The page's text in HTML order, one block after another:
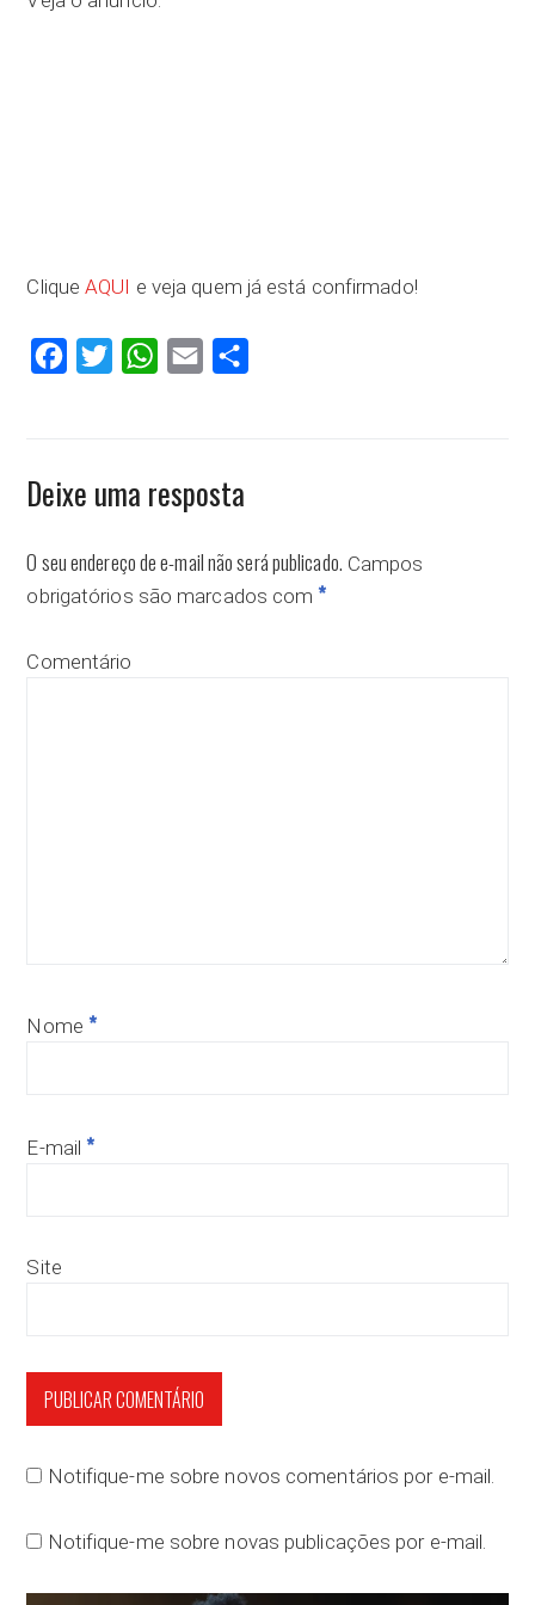
Clique AQUI e veja quem já está confirmado!
FacebookTwitter WhatsApp
Email
Deixe uma resposta
O seu endereço de e-mail não será publicado. Campos
obrigatórios são marcados com *
Comentário
Nome *
E-mail *
Site
Notifique-me sobre novos comentários por e-mail.
Notifique-me sobre novas publicações por e-mail.